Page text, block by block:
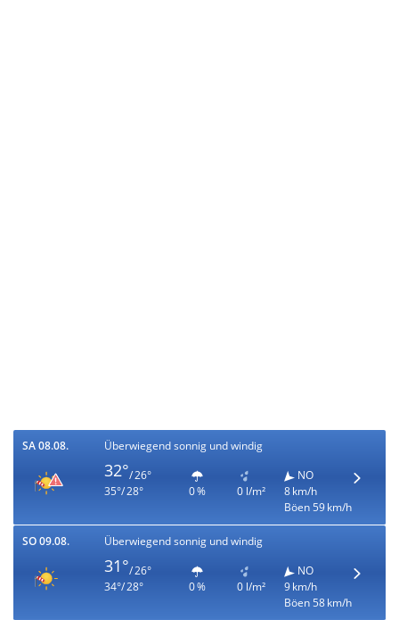
SA 08.08. Überwiegend sonnig und windig
32°/ 26°
35°/ 28°
0 % 0 l/m²
NO
8 km/h
Böen 59 km/h
SO 09.08. Überwiegend sonnig und windig
31°/ 26°
34°/ 28°
0 % 0 l/m²
NO
9 km/h
Böen 58 km/h